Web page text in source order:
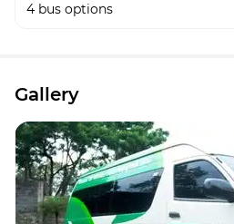
4 bus options
Gallery